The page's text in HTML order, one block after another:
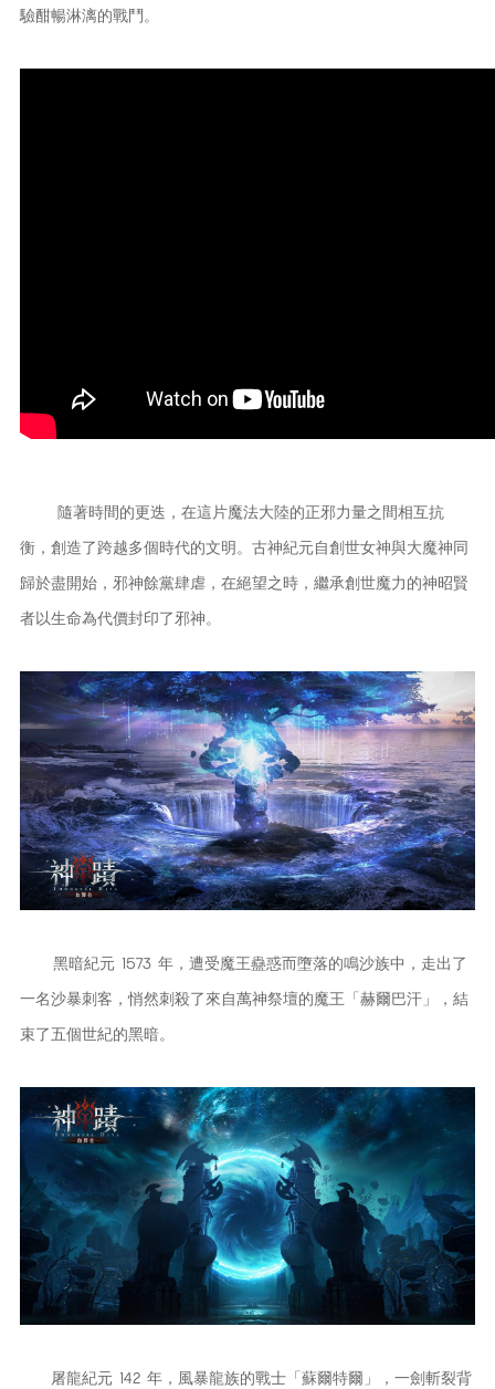
驗酣暢淋漓的戰鬥。
隨著時間的更迭，在這片魔法大陸的正邪力量之間相互抗
衡，創造了跨越多個時代的文明。古神紀元自創世女神與大魔神同
歸於盡開始，邪神餘黨肆虐，在絕望之時，繼承創世魔力的神昭賢
者以生命為代價封印了邪神。
黑暗紀元 1573 年，遭受魔王蠱惑而墮落的鳴沙族中，走出了
一名沙暴刺客，悄然刺殺了來自萬神祭壇的魔王「赫爾巴汗」，結
束了五個世紀的黑暗。
屠龍紀元 142 年，風暴龍族的戰士「蘇爾特爾」，一劍斬裂背